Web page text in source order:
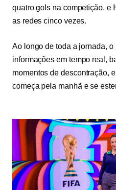
quatro gols na competição, e
as redes cinco vezes.
Ao longo de toda a jornada,
informações em tempo real,
momentos de descontração,
começa pela manhã e se